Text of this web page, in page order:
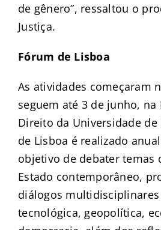
de gênero”, ressaltou o
Justiça.
Fórum de Lisboa
As atividades começaram
seguem até 3 de junho, na
Direito da Universidade de
de Lisboa é realizado
objetivo de debater temas
Estado contemporâneo,
diálogos
tecnológica, geopolítica,